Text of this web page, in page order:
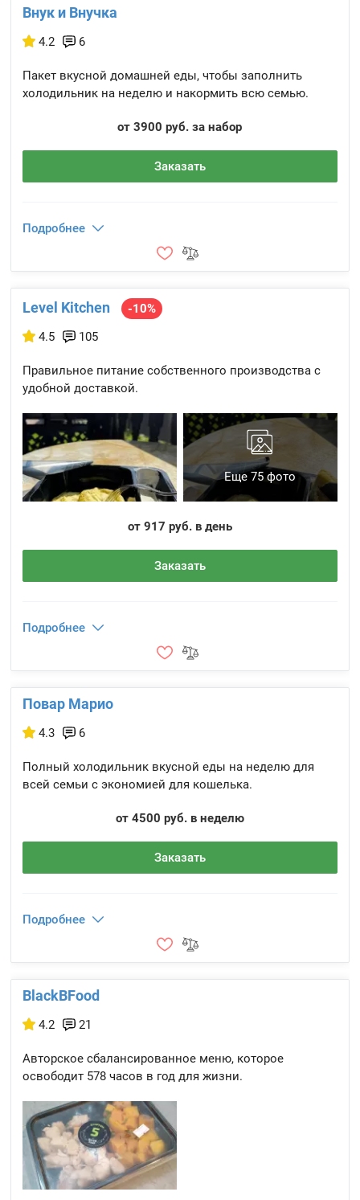
Внук и Внучка
4.2 6
Пакет вкусной домашней еды, чтобы заполнить
холодильник на неделю и накормить всю семью.
от 3900 руб. за набор
Заказать
Подробнее
Level Kitchen
-10%
4.5
105
Правильное питание собственного производства с
удобной доставкой.
Еще 75 фото
от 917 руб. в день
Заказать
Подробнее
Повар Марио
4.3 6
Полный холодильник вкусной еды на неделю для
всей семьи с экономией для кошелька.
от 4500 руб. в неделю
Заказать
Подробнее
BlackBFood
4.2 21
Авторское сбалансированное меню, которое
освободит 578 часов в год для жизни.